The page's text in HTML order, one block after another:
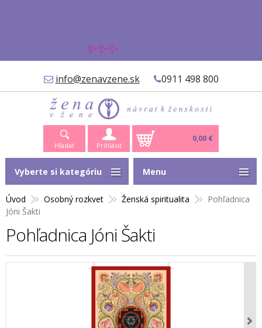
✨✨✨
info@zenavzene.sk 0911 498 800
Hľadať Prihlásiť
0,00 €
Úvod Osobný rozkvet Ženská spiritualita
Pohľadnica
Jóni Šakti
Pohľadnica Jóni Šakti
Vyberte si kategóriu Menu